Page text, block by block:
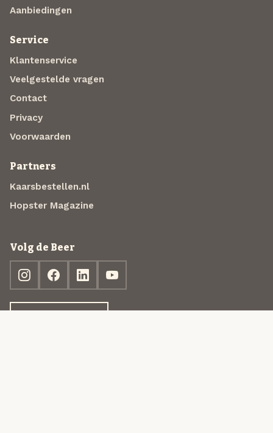
Aanbiedingen
Service
Klantenservice
Veelgestelde vragen
Contact
Privacy
Voorwaarden
Partners
Kaarsbestellen.nl
Hopster Magazine
Volg de Beer